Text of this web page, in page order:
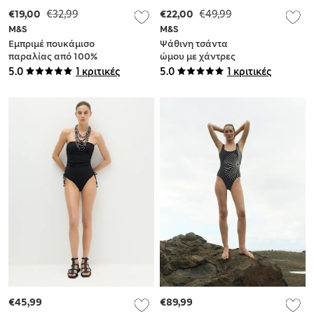
5.0 1 κριτικές
M&S
Εμπριμέ πουκάμισο
παραλίας από 100%
βαμβάκι
€32,99
€19,00
5.0 1 κριτικές
M&S
Ψάθινη τσάντα
ώμου με χάντρες
€49,99
€22,00
€45,99 €89,99